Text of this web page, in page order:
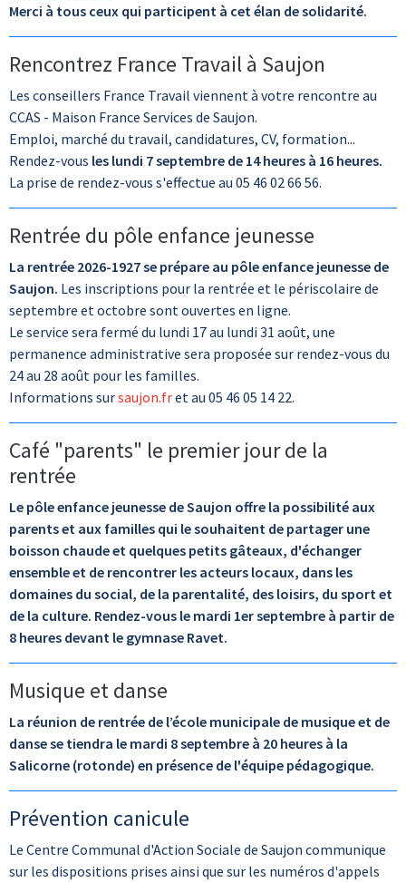
Merci à tous ceux qui participent à cet élan de solidarité.
Rencontrez France Travail à Saujon
Les conseillers France Travail viennent à votre rencontre au
CCAS - Maison France Services de Saujon.
Emploi, marché du travail, candidatures, CV, formation...
Rendez-vous les lundi 7 septembre de 14 heures à 16 heures.
La prise de rendez-vous s'effectue au 05 46 02 66 56.
Rentrée du pôle enfance jeunesse
La rentrée 2026-1927 se prépare au pôle enfance jeunesse de
Saujon. Les inscriptions pour la rentrée et le périscolaire de
septembre et octobre sont ouvertes en ligne.
Le service sera fermé du lundi 17 au lundi 31 août, une
permanence administrative sera proposée sur rendez-vous du
24 au 28 août pour les familles.
Informations sursaujon.fret au 05 46 05 14 22.
Café "parents" le premier jour de la
rentrée
Le pôle enfance jeunesse de Saujon offre la possibilité aux
parents et aux familles qui le souhaitent de partager une
boisson chaude et quelques petits gâteaux, d'échanger
ensemble et de rencontrer les acteurs locaux, dans les
domaines du social, de la parentalité, des loisirs, du sport et
de la culture. Rendez-vous le mardi 1er septembre à partir de
8 heures devant le gymnase Ravet.
Musique et danse
La réunion de rentrée de l’école municipale de musique et de
danse se tiendra le mardi 8 septembre à 20 heures à la
Salicorne (rotonde) en présence de l'équipe pédagogique.
Prévention canicule
Le Centre Communal d'Action Sociale de Saujon communique
sur les dispositions prises ainsi que sur les numéros d'appels